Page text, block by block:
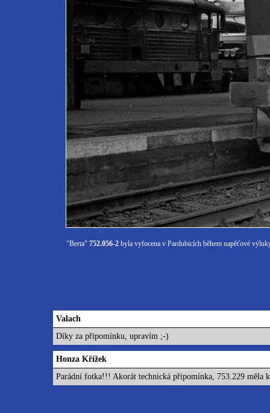
"Berta" 752.056-2 byla vyfocena v Pardubicích během napěťové
Valach
Díky za připomínku, upravím ;-)
Honza Křížek
Parádní fotka!!! Akorát technická připomínka, 753.229 měla